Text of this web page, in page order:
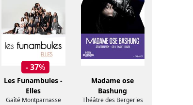
- 37%
Les Funambules -
Elles
Gaîté Montparnasse
Madame ose
Bashung
Théâtre des Bergeries